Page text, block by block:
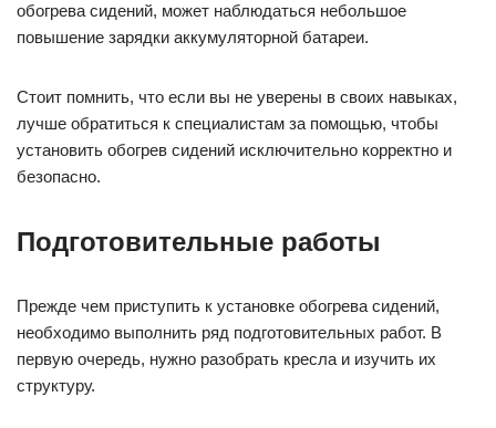
обогрева сидений, может наблюдаться небольшое
повышение зарядки аккумуляторной батареи.
Стоит помнить, что если вы не уверены в своих навыках,
лучше обратиться к специалистам за помощью, чтобы
установить обогрев сидений исключительно корректно и
безопасно.
Подготовительные работы
Прежде чем приступить к установке обогрева сидений,
необходимо выполнить ряд подготовительных работ. В
первую очередь, нужно разобрать кресла и изучить их
структуру.